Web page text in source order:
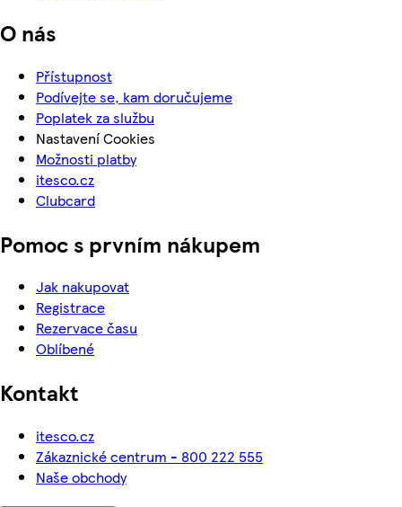
O nás
Přístupnost
Podívejte se, kam doručujeme
Poplatek za službu
Nastavení Cookies
Možnosti platby
itesco.cz
Clubcard
Pomoc s prvním nákupem
Jak nakupovat
Registrace
Rezervace času
Oblíbené
Kontakt
itesco.cz
Zákaznické centrum - 800 222 555
Naše obchody